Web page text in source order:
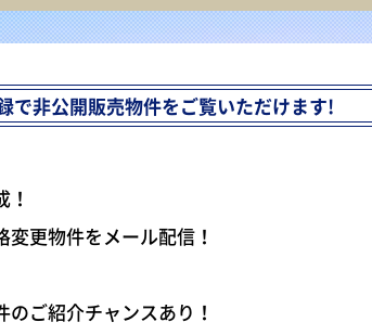
で非公開販売物件をご覧いただけます!
更物件をメール配信！
ご紹介チャンスあり！